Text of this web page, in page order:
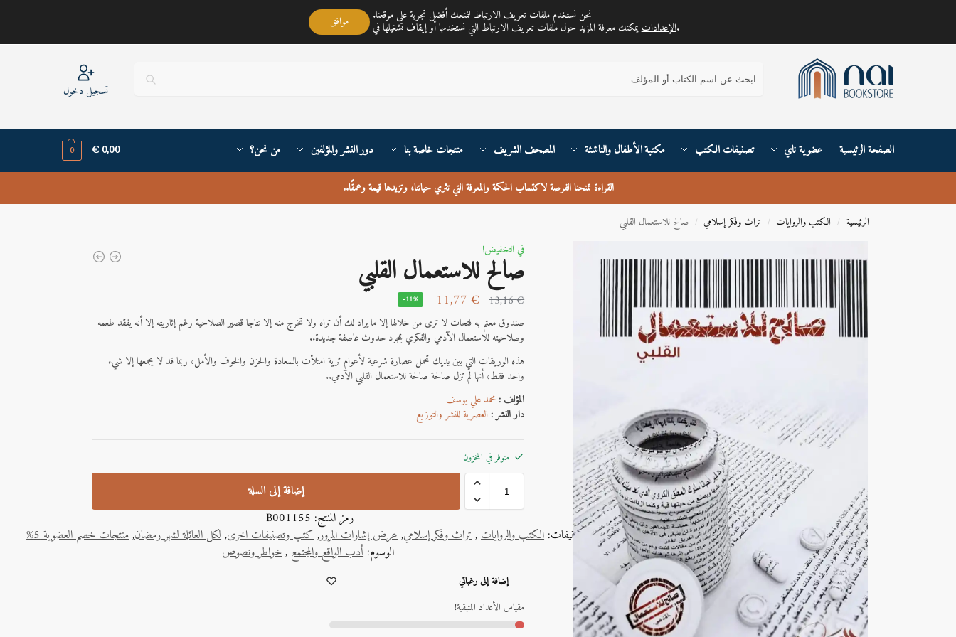
مكتبة ناي متجر لمبيع الكتب العربية تغطي خدمته جميع أنحاء القارة الأوربية والعالم
تسجيل دخول
الصفحة الرئيسية عضوية ناي تصنيفات الكتب مكتبة الأطفال والناشئة المصحف الشريف منتجات خاصة بنا دور النشر والمؤلفين من نحن؟ 0,00
€
0
القراءة تمنحنا الفرصة لاكتساب الحكمة والمعرفة التي تثري حياتنا، وتزيدها قيمة وعمقًا..
الرئيسية / الكتب والروايات / تراث وفكر إسلامي / صالح للاستعمال القلبي
في التخفيض!
صالح للاستعمال القلبي
13,16€
11,77€
-11%
صندوق معتم به فتحات لا ترى من خلالها إلا ما يراد لك أن تراه ولا تخرج منه إلا نتاجا قصير الصلاحية رغم إثاريته إلا أنه يفقد طعمه
وصلاحيته للاستعمال الآدمي والفكري بمجرد حدوث عاصفة جديدة..
هذه الوريقات التي بين يديك تحمل عصارة شرعية لأعوام ثرية امتلأت بالسعادة والحزن والخوف والأمل، ربما قد لا يجمعها إلا شيء
واحد فقط؛ أنها لم تزل صالحة صالحة للاستعمال القلبي الآدمي..
المؤلف :محمد علي يوسف
دار النشر :العصرية للنشر والتوزيع
متوفر في المخزون
إضافة إلى السلة
رمز المنتج: B001155
التصنيفات: الكتب والروايات,تراث وفكر إسلامي,عرض إشارات المرور,كتب وتصنيفات اخرى,لكل العائلة لشهر رمضان,منتجات خصم العضوية 5%
الوسوم: أدب الواقع والمجتمع ,خواطر ونصوص
t
e
إضافة إلى رغباتي
مقياس الأعداد المتبقية!
نحن نستخدم ملفات تعريف الارتباط لنمنحك أفضل تجربة على موقعنا.
يمكنك معرفة المزيد حول ملفات تعريف الارتباط التي نستخدمها أو إيقاف تشغيلها فيالإعدادات. موافق